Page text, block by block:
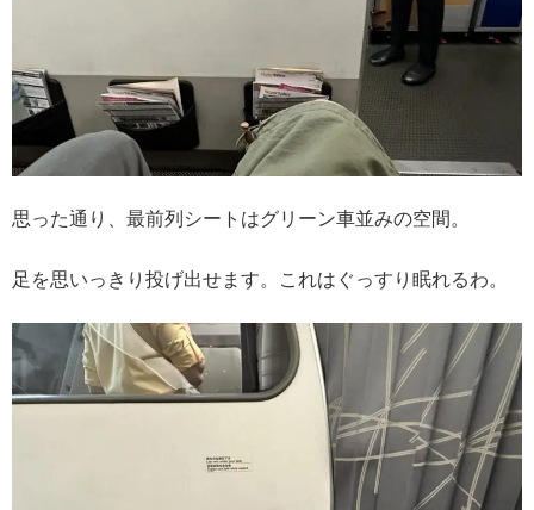
思った通り、最前列シートはグリーン車並みの空間。
足を思いっきり投げ出せます。これはぐっすり眠れるわ。